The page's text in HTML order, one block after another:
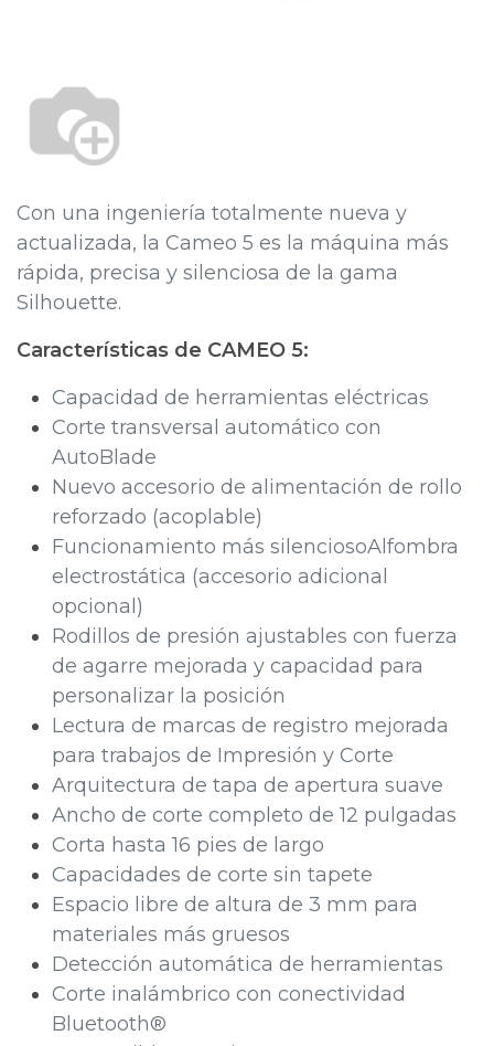
Con una ingeniería totalmente nueva y
actualizada, la Cameo 5 es la máquina más
rápida, precisa y silenciosa de la gama
Silhouette.
Características de CAMEO 5:
Capacidad de herramientas eléctricas
Corte transversal automático con
AutoBlade
Nuevo accesorio de alimentación de rollo
reforzado (acoplable)
Funcionamiento más silencioso​Alfombra
electrostática​ (accesorio adicional
opcional)
Rodillos de presión ajustables con fuerza
de agarre mejorada y capacidad para
personalizar la posición
Lectura de marcas de registro mejorada​
para trabajos de Impresión y Corte
Arquitectura de tapa de apertura suave
Ancho de corte completo de 12 pulgadas
Corta hasta 16 pies de largo
Capacidades de corte sin tapete
Espacio libre de altura de 3 mm para
materiales más gruesos
Detección automática de herramientas
Corte inalámbrico con conectividad
Bluetooth®